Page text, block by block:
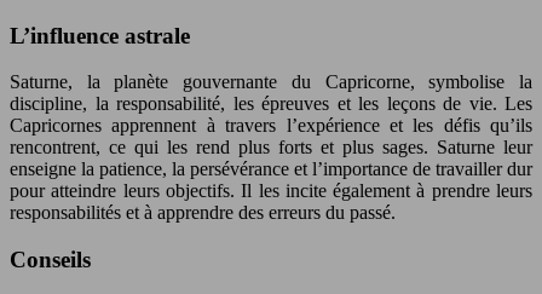
L’influence astrale
Saturne, la planète gouvernante du Capricorne, symbolise la
discipline, la responsabilité, les épreuves et les leçons de vie. Les
Capricornes apprennent à travers l’expérience et les défis qu’ils
rencontrent, ce qui les rend plus forts et plus sages. Saturne leur
enseigne la patience, la persévérance et l’importance de travailler dur
pour atteindre leurs objectifs. Il les incite également à prendre leurs
responsabilités et à apprendre des erreurs du passé.
Conseils